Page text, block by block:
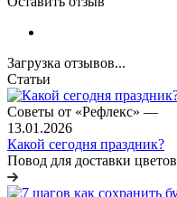
Загрузка отзывов...
Статьи
Советы от «Рефлекс» —
13.01.2026
Какой сегодня праздник?
Повод для доставки